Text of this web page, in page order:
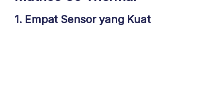
1. Empat Sensor yang Kuat